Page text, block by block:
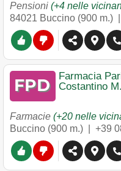
Pensioni (+4 nelle
84021 Buccino (900 m.) |
Farmacia
Costantino M.
Farmacie (+20 nelle
Buccino (900 m.) | +39